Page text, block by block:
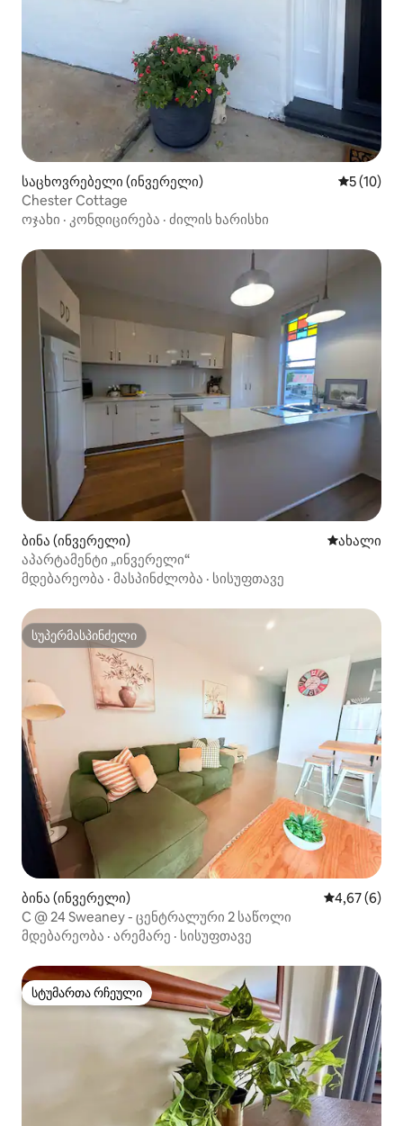
საცხოვრებელი (ინვერელი) საშუალო
5 (10)
Chester Cottage
ოჯახი · კონდიცირება · ძილის ხარისხი
ბინა (ინვერელი) ახლად
ახალი
აპარტამენტი „ინვერელი“
მდებარეობა · მასპინძლობა · სისუფთავე
სუპერმასპინძელი
სუპერმასპინძელი
ბინა (ინვერელი) საშუალო
4,67 (6)
C @ 24 Sweaney - ცენტრალური 2 საწოლი
მდებარეობა · არემარე · სისუფთავე
სტუმართა რჩეული
სტუმართა რჩეული